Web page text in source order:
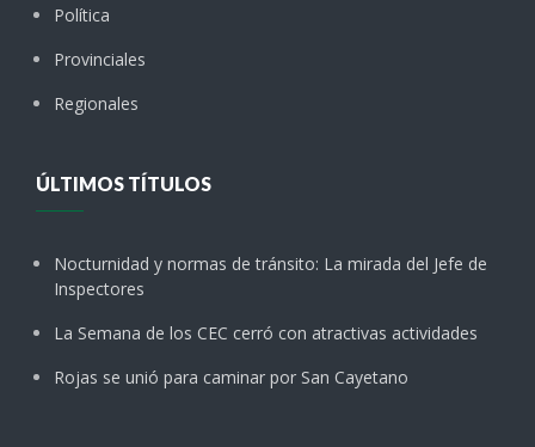
Política
Provinciales
Regionales
ÚLTIMOS TÍTULOS
Nocturnidad y normas de tránsito: La mirada del Jefe de
Inspectores
La Semana de los CEC cerró con atractivas actividades
Rojas se unió para caminar por San Cayetano